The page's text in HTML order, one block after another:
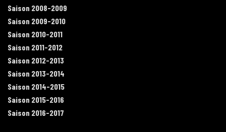
Saison 2008-2009
Saison 2009-2010
Saison 2010-2011
Saison 2011-2012
Saison 2012-2013
Saison 2013-2014
Saison 2014-2015
Saison 2015-2016
Saison 2016-2017